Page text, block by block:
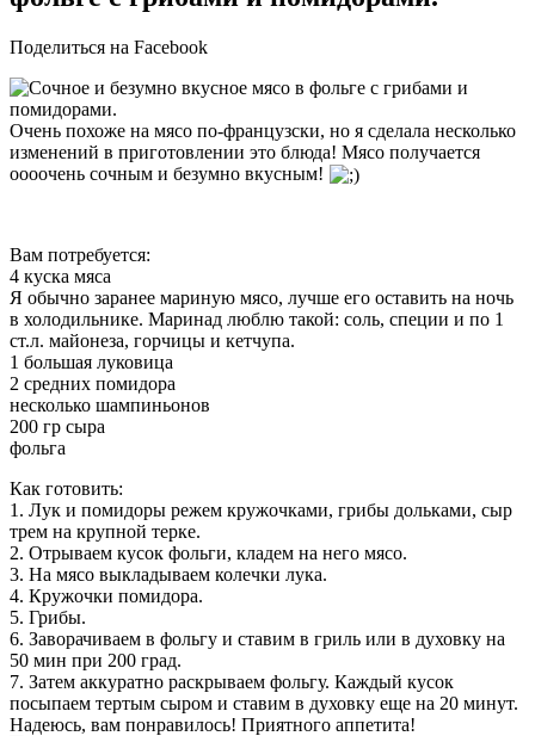
Поделиться на Facebook
Очень похоже на мясо по-французски, но я сделала несколько
изменений в приготовлении это блюда! Мясо получается
оооочень сочным и безумно вкусным!
Вам потребуется:
4 куска мяса
Я обычно заранее мариную мясо, лучше его оставить на ночь
в холодильнике. Маринад люблю такой: соль, специи и по 1
ст.л. майонеза, горчицы и кетчупа.
1 большая луковица
2 средних помидора
несколько шампиньонов
200 гр сыра
фольга
Как готовить:
1. Лук и помидоры режем кружочками, грибы дольками, сыр
трем на крупной терке.
2. Отрываем кусок фольги, кладем на него мясо.
3. На мясо выкладываем колечки лука.
4. Кружочки помидора.
5. Грибы.
6. Заворачиваем в фольгу и ставим в гриль или в духовку на
50 мин при 200 град.
7. Затем аккуратно раскрываем фольгу. Каждый кусок
посыпаем тертым сыром и ставим в духовку еще на 20 минут.
Надеюсь, вам понравилось! Приятного аппетита!